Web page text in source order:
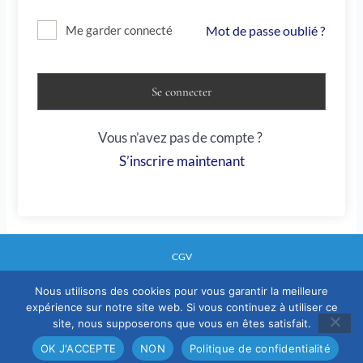
Me garder connecté Mot de passe oublié ?
Se connecter
Vous n’avez pas de compte ?
S’inscrire maintenant
CGV
Mentions legales
Politique confidentialité
Nous utilisons des cookies pour vous garantir la meilleure
expérience sur notre site web. Si vous continuez à utiliser ce
site, nous supposerons que vous en êtes satisfait.
OK J'ACCEPTE
NON Politique de confidentialité